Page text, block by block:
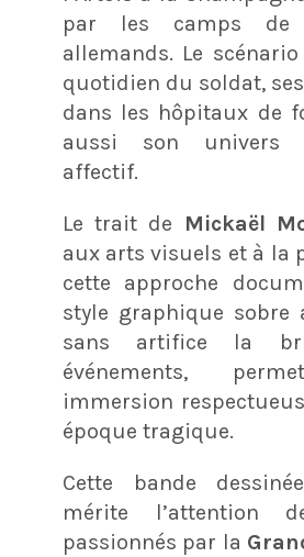
par les camps de
allemands. Le
quotidien du soldat,
dans les hôpitaux de
aussi son univers
affectif.
Le trait de Mickaël
aux arts visuels et à la
cette approche
style graphique sobre
sans artifice la
événements,
immersion
époque tragique.
Cette bande
mérite l’attention
passionnés par la